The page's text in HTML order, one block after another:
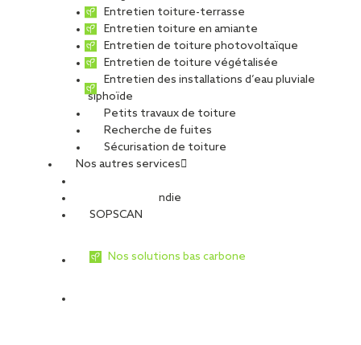
Entretien toiture-terrasse
Entretien toiture en amiante
Entretien de toiture photovoltaïque
Entretien de toiture végétalisée
Entretien des installations d’eau pluviale
siphoïde
Petits travaux de toiture
Recherche de fuites
Sécurisation de toiture
Nos autres services
Sécurité Incendie
SOPSCAN
Nos solutions bas carbone